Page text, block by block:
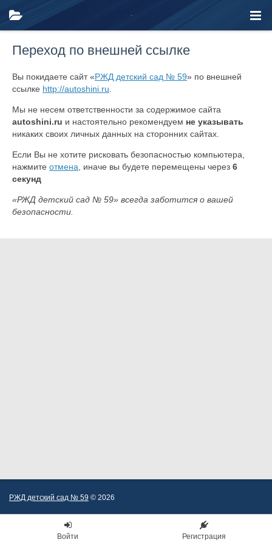
Переход по внешней ссылке
Вы покидаете сайт «РЖД детский сад № 59» по внешней
ссылке http://autoshini.ru
Мы не несем ответственности за содержимое сайта
autoshini.ru и настоятельно рекомендуем не указывать
никаких своих личных данных на сторонних сайтах.
Если Вы не хотите рисковать безопасностью компьютера,
нажмите отмена , иначе вы будете перемещены через 6
секунд
«РЖД детский сад № 59» всегда заботится о вашей
безопасности.
РЖД детский сад № 59 © 2026
Войти Регистрация